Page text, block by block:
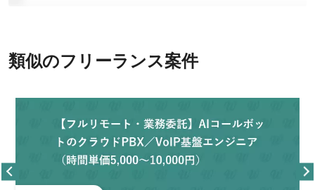
類似のフリーランス案件